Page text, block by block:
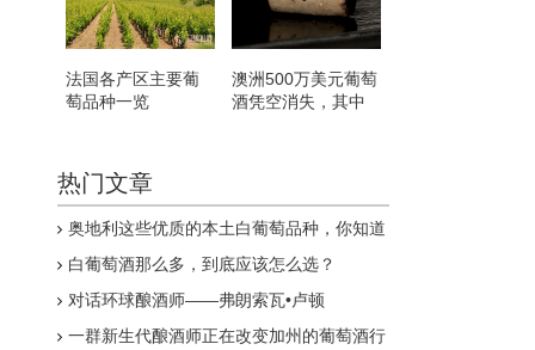
法国各产区主要葡
萄品种一览
澳洲500万美元葡萄
酒凭空消失，其中
热门文章
奥地利这些优质的本土白葡萄品种，你知道
白葡萄酒那么多，到底应该怎么选？
对话环球酿酒师——弗朗索瓦•卢顿
一群新生代酿酒师正在改变加州的葡萄酒行